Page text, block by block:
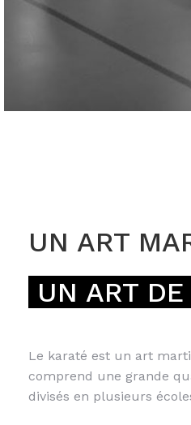
UN ART
UN ART DE
Le karaté est un art
comprend une grande
divisés en plusieurs